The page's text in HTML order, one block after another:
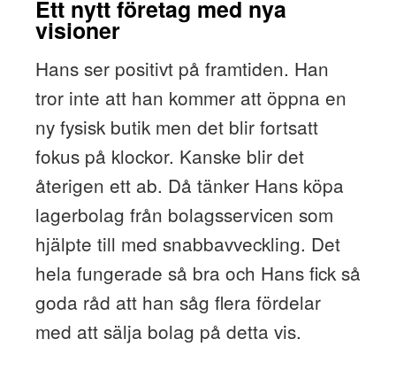
Ett nytt företag med nya
visioner
Hans ser positivt på framtiden. Han
tror inte att han kommer att öppna en
ny fysisk butik men det blir fortsatt
fokus på klockor. Kanske blir det
återigen ett ab. Då tänker Hans köpa
lagerbolag från bolagsservicen som
hjälpte till med snabbavveckling. Det
hela fungerade så bra och Hans fick så
goda råd att han såg flera fördelar
med att sälja bolag på detta vis.